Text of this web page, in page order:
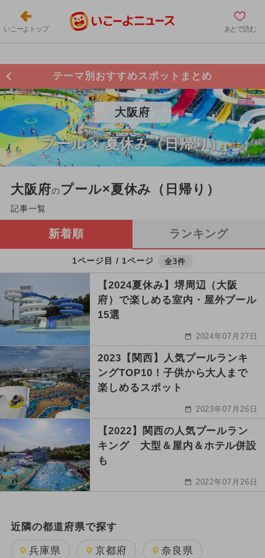
いこーよトップ あとで読む
テーマ別おすすめスポットまとめ
大阪府
プール × 夏休み（日帰り）
大阪府のプール×夏休み（日帰り）
記事一覧
新着順 ランキング
1ページ目 / 1ページ 全3件
【2024夏休み】堺周辺（大阪
府）で楽しめる室内・屋外プール
15選
2024年07月27日
2023【関西】人気プールランキ
ングTOP10！子供から大人まで
楽しめるスポット
2023年07月26日
【2022】関西の人気プールラン
キング 大型＆屋内＆ホテル併設
も
2022年07月26日
近隣の都道府県で探す
兵庫県 京都府 奈良県